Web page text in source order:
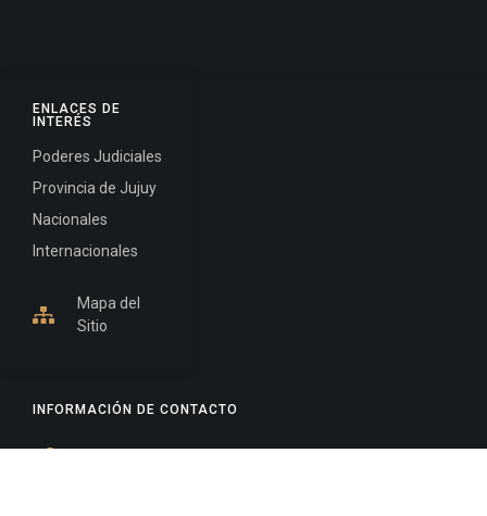
INFORMACIÓN DE CONTACTO
ENLACES DE
INTERÉS
Poderes Judiciales
Provincia de Jujuy
Nacionales
Internacionales
Mapa del
Sitio